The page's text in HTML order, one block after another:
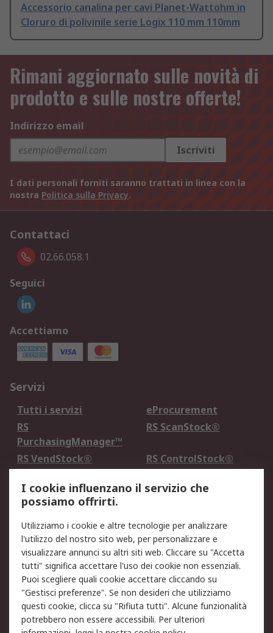
Accessorio canalina per cavi Planet-Wattohm in
Cloruro di polivinile serie Logix 110 mm 110mm
Rimani aggiornato sulle novità di
prodotto e sulle nostre offerte!
Indirizzo email
Iscriviti
I dati personali forniti saranno trattati in linea con la
nostra Politica sulla Privacy.
Contattaci
02.66.058.1
Seguici
Accettiamo
Servizi
Tutti i servizi
eProcurement
RS
PurchasingManager™
RS ScanStock®
RS VendStock®
RS ControlStock®
Legale
Informativa Cookie
Informativa Privacy -
Aggiornata
Email Security
Termini d'uso
Condizioni di vendita
Condizioni generali di
servizio
Etica e responsabilità
I cookie influenzano il servizio che
possiamo offrirti.
Utilizziamo i cookie e altre tecnologie per analizzare
l'utilizzo del nostro sito web, per personalizzare e
visualizzare annunci su altri siti web. Cliccare su "Accetta
tutti" significa accettare l'uso dei cookie non essenziali.
Puoi scegliere quali cookie accettare cliccando su
"Gestisci preferenze". Se non desideri che utilizziamo
questi cookie, clicca su "Rifiuta tutti". Alcune funzionalità
potrebbero non essere accessibili. Per ulteriori